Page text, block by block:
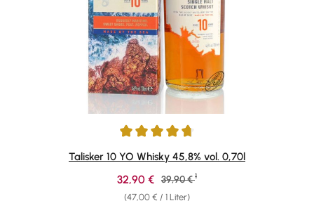
Durchschnittliche Bewertung von 4.78 von 5 Sternen
Talisker 10 YO Whisky 45,8% vol. 0,70l
(47,00 € / 1 Liter)
Verkaufspreis:
32,90 € Regulärer Preis:
39,90 € 1